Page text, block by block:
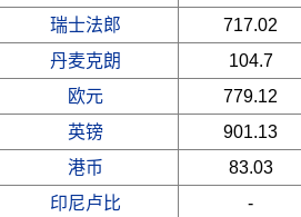
瑞士法郎
717.02
丹麦克朗
104.7
欧元
779.12
英镑
901.13
港币
83.03
印尼卢比
-